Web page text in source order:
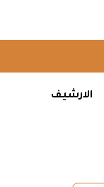
الارشيف